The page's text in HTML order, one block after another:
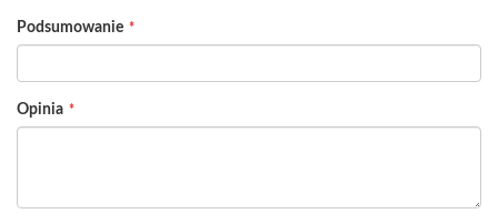
Podsumowanie
Opinia